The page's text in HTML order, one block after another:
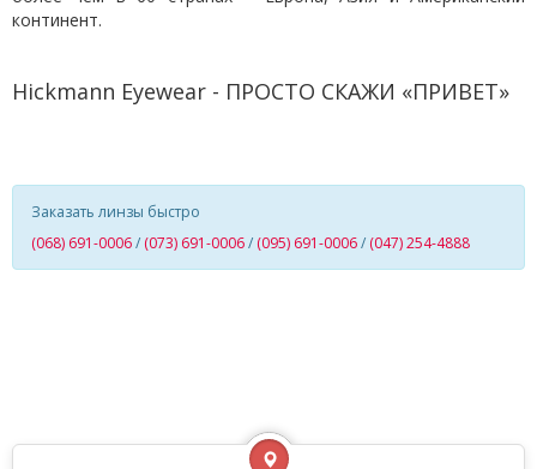
континент.
Hickmann Eyewear - ПРОСТО СКАЖИ «ПРИВЕТ»
Заказать линзы быстро
(068) 691-0006/ (073) 691-0006/ (095) 691-0006/ (047) 254-4888